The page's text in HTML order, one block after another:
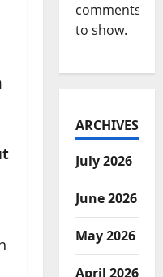
comments
to show.
ARCHIVES
July 2026
June 2026
May 2026
April 2026